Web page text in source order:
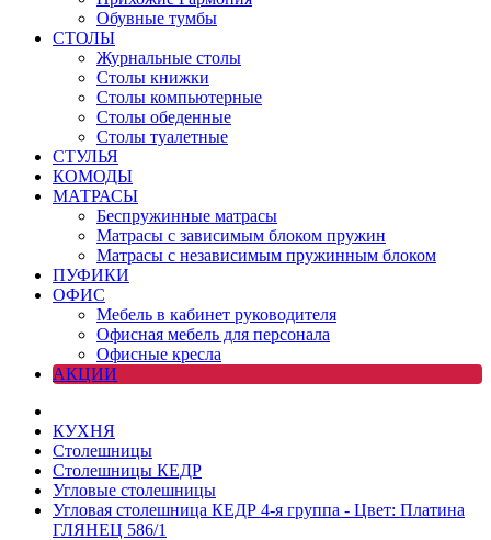
Обувные тумбы
СТОЛЫ
Журнальные столы
Столы книжки
Столы компьютерные
Столы обеденные
Столы туалетные
СТУЛЬЯ
КОМОДЫ
МАТРАСЫ
Беспружинные матрасы
Матрасы с зависимым блоком пружин
Матрасы с независимым пружинным блоком
ПУФИКИ
ОФИС
Мебель в кабинет руководителя
Офисная мебель для персонала
Офисные кресла
АКЦИИ
КУХНЯ
Столешницы
Столешницы КЕДР
Угловые столешницы
Угловая столешница КЕДР 4-я группа - Цвет: Платина
ГЛЯНЕЦ 586/1